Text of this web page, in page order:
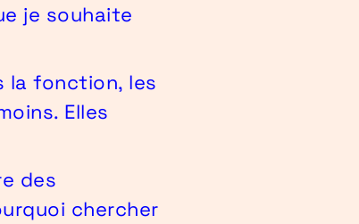
je souhaite
la fonction, les
Elles
des
chercher